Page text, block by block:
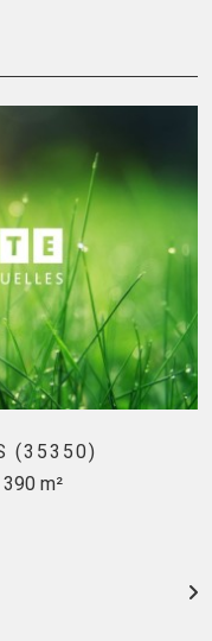
(35350)
m²